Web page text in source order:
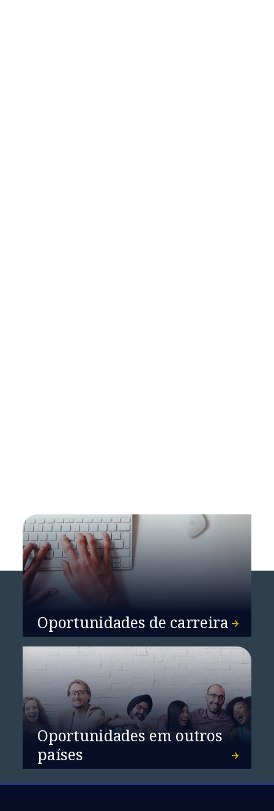
NTT DATA é nomeada líder de
mercado no relatório de
provedores de serviços de
telecomunicações da HFS
Horizon
O futuro das telecomunicações
na América Latina: eficiência
operacional e receitas
sustentáveis
Oportunidades de carreira
Oportunidades em outros
países